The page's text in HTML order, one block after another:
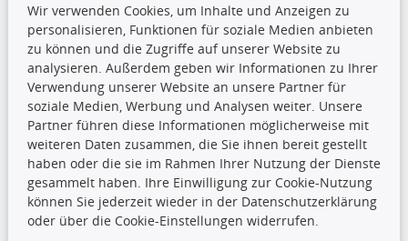
Die hier angezeigten Daten,
insbesondere die gesamte Datenbank,
dürfen nicht kopiert werden. Es ist zu
unterlassen, die Daten oder die gesamte Datenbank ohne
vorherige Zustimmung TecDocs zu vervielfältigen, zu
Wir verwenden Cookies, um Inhalte und Anzeigen zu
personalisieren, Funktionen für soziale Medien anbieten
zu können und die Zugriffe auf unserer Website zu
analysieren. Außerdem geben wir Informationen zu Ihrer
Verwendung unserer Website an unsere Partner für
soziale Medien, Werbung und Analysen weiter. Unsere
Partner führen diese Informationen möglicherweise mit
weiteren Daten zusammen, die Sie ihnen bereit gestellt
haben oder die sie im Rahmen Ihrer Nutzung der Dienste
gesammelt haben. Ihre Einwilligung zur Cookie-Nutzung
können Sie jederzeit wieder in der Datenschutzerklärung
oder über die Cookie-Einstellungen widerrufen.